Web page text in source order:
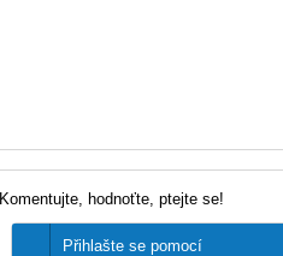
Komentujte, hodnoťte, ptejte se!
Přihlašte se pomocí